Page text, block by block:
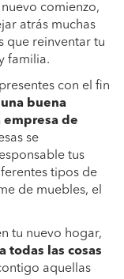
comienzo,
atrás muchas
que reinventar tu
familia.
con el fin
buena
empresa de
se
tus
tipos de
de muebles, el
tu nuevo hogar,
todas las cosas
aquellas